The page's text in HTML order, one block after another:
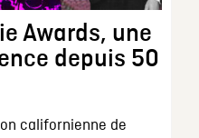
Awards, une
depuis 50
californienne de